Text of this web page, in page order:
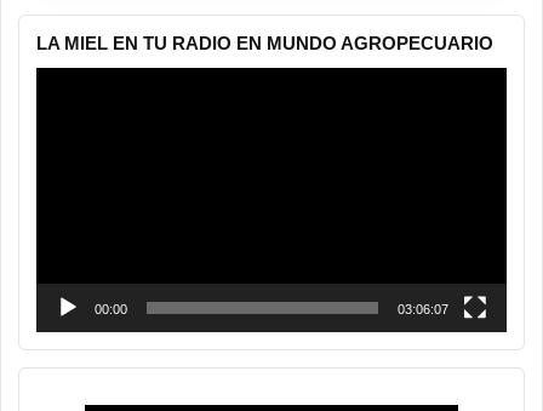
LA MIEL EN TU RADIO EN MUNDO AGROPECUARIO
00:00 03:06:07